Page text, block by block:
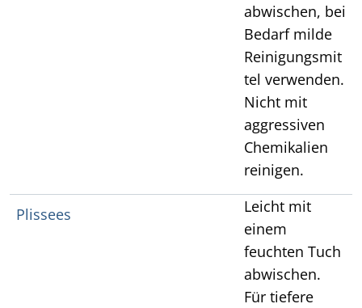
abwischen, bei
Bedarf milde
Reinigungsmit
tel verwenden.
Nicht mit
aggressiven
Chemikalien
reinigen.
Plissees
Leicht mit
einem
feuchten Tuch
abwischen.
Für tiefere